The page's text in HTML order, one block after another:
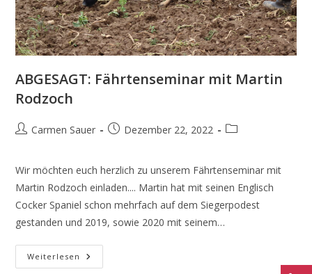
ABGESAGT: Fährtenseminar mit Martin
Rodzoch
Carmen Sauer Dezember 22, 2022
Wir möchten euch herzlich zu unserem Fährtenseminar mit
Martin Rodzoch einladen.... Martin hat mit seinen Englisch
Cocker Spaniel schon mehrfach auf dem Siegerpodest
gestanden und 2019, sowie 2020 mit seinem…
Weiterlesen